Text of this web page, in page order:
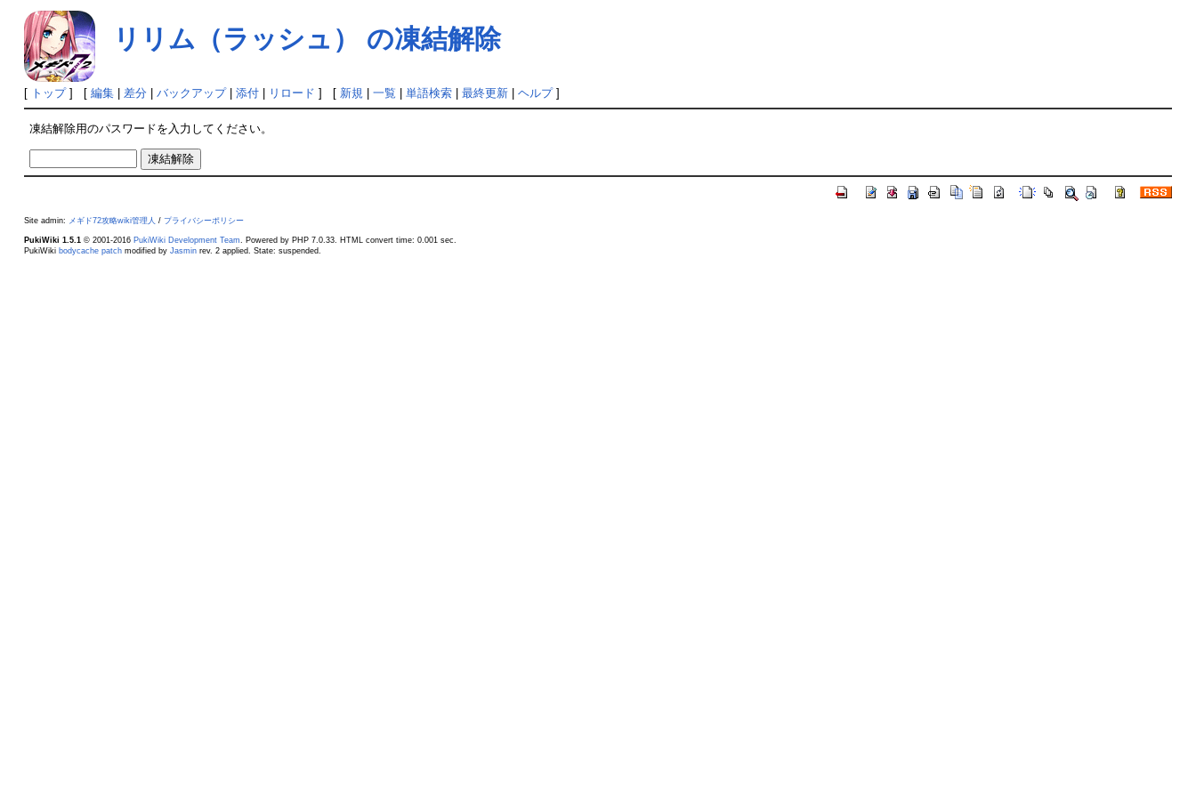
リリム（ラッシュ） の凍結解除
[ トップ] [ 編集| 差分| バックアップ| 添付| リロード ] [ 新規| 一覧 単語検索| 最終更新| ヘルプ]
凍結解除用のパスワードを入力してください。
Site admin: メギド72攻略wiki管理人 / プライバシーポリシー
PukiWiki 1.5.1 © 2001-2016 PukiWiki Development Team . Powered by PHP 7.0.33. HTML convert time: 0.001 sec.
PukiWiki bodycache patchmodified by Jasminrev. 2 applied. State: suspended.